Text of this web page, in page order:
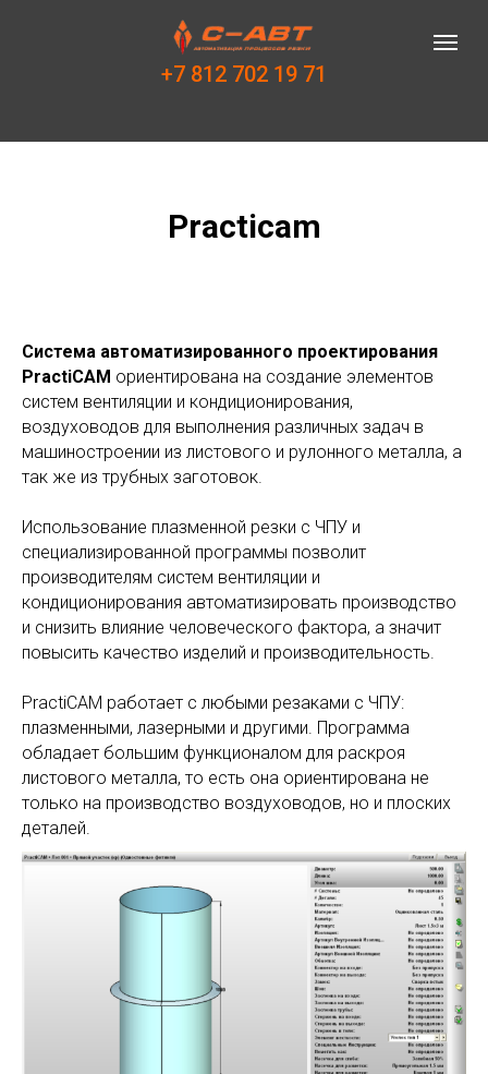
+7 812 702 19 71
Practicam
Система автоматизированного проектирования
PractiCAM ориентирована на создание элементов
систем вентиляции и кондиционирования,
воздуховодов для выполнения различных задач в
машиностроении из листового и рулонного металла, а
так же из трубных заготовок.
Использование плазменной резки с ЧПУ и
специализированной программы позволит
производителям систем вентиляции и
кондиционирования автоматизировать производство
и снизить влияние человеческого фактора, а значит
повысить качество изделий и производительность.
PractiCAM работает с любыми резаками с ЧПУ:
плазменными, лазерными и другими. Программа
обладает большим функционалом для раскроя
листового металла, то есть она ориентирована не
только на производство воздуховодов, но и плоских
деталей.